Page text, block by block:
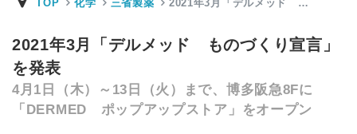
TOP 化学 三省製薬 2021年3月「デルメッド …
2021年3月「デルメッド ものづくり宣言」
を発表
4月1日（木）～13日（火）まで、博多阪急8Fに
「DERMED ポップアップストア」をオープン